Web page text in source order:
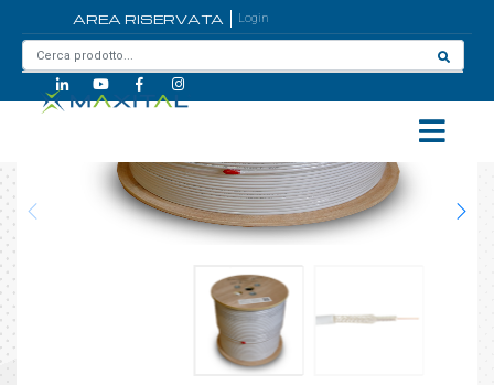
AREA RISERVATA Login
K300CL